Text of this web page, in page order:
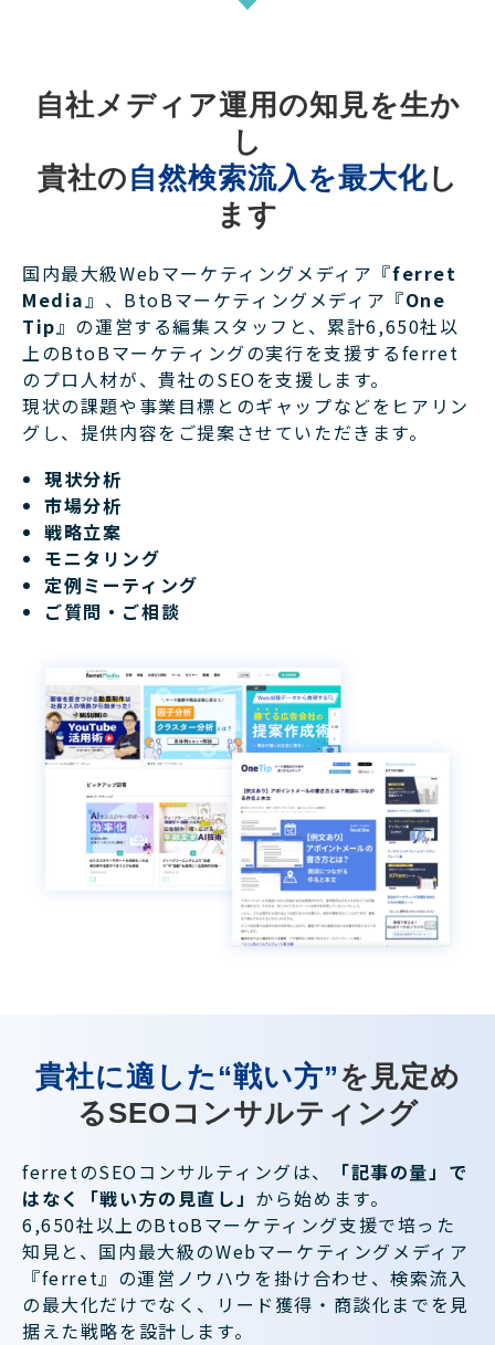
自社メディア運用の知見を生か
し
貴社の自然検索流入を最大化し
ます
国内最大級Webマーケティングメディア『ferret
Media』、BtoBマーケティングメディア『One
Tip』の運営する編集スタッフと、累計6,650社以
上のBtoBマーケティングの実行を支援するferret
のプロ人材が、貴社のSEOを支援します。
現状の課題や事業目標とのギャップなどをヒアリン
グし、提供内容をご提案させていただきます。
現状分析
市場分析
戦略立案
モニタリング
定例ミーティング
ご質問・ご相談
貴社に適した“戦い方”を見定め
るSEOコンサルティング
ferretのSEOコンサルティングは、
「記事の量」で
はなく「戦い方の見直し」 から始めます。
6,650社以上のBtoBマーケティング支援で培った
知見と、国内最大級のWebマーケティングメディア
『ferret』の運営ノウハウを掛け合わせ、検索流入
の最大化だけでなく、リード獲得・商談化までを見
据えた戦略を設計します。